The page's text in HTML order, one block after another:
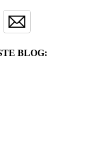
BLOG: